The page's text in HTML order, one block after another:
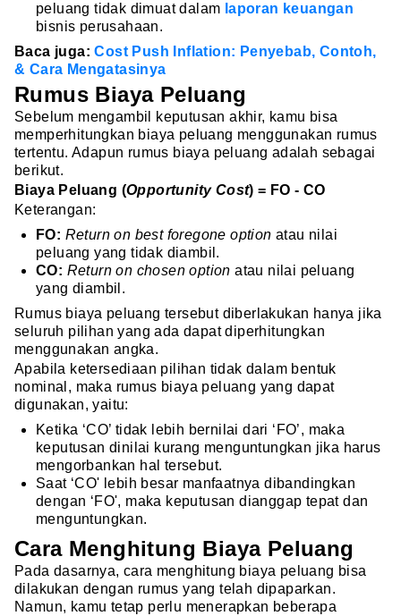
peluang tidak dimuat dalam laporan keuangan
bisnis perusahaan.
Baca juga:Cost Push Inflation: Penyebab, Contoh,
& Cara Mengatasinya
Rumus Biaya Peluang
Sebelum mengambil keputusan akhir, kamu bisa
memperhitungkan biaya peluang menggunakan rumus
tertentu. Adapun rumus biaya peluang adalah sebagai
berikut.
Biaya Peluang (Opportunity Cost) = FO - CO
Keterangan:
FO: Return on best foregone option atau nilai
peluang yang tidak diambil.
CO: Return on chosen optionatau nilai peluang
yang diambil.
Rumus biaya peluang tersebut diberlakukan hanya jika
seluruh pilihan yang ada dapat diperhitungkan
menggunakan angka.
Apabila ketersediaan pilihan tidak dalam bentuk
nominal, maka rumus biaya peluang yang dapat
digunakan, yaitu:
Ketika ‘CO’ tidak lebih bernilai dari ‘FO’, maka
keputusan dinilai kurang menguntungkan jika harus
mengorbankan hal tersebut.
Saat ‘CO' lebih besar manfaatnya dibandingkan
dengan ‘FO', maka keputusan dianggap tepat dan
menguntungkan.
Cara Menghitung Biaya Peluang
Pada dasarnya, cara menghitung biaya peluang bisa
dilakukan dengan rumus yang telah dipaparkan.
Namun, kamu tetap perlu menerapkan beberapa